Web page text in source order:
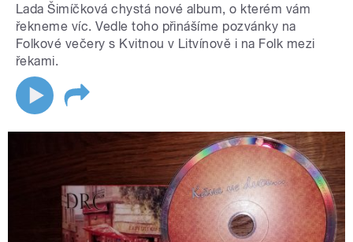
Lada Šimíčková chystá nové album, o kterém vám
řekneme víc. Vedle toho přinášíme pozvánky na
Folkové večery s Kvitnou v Litvínově i na Folk mezi
řekami.